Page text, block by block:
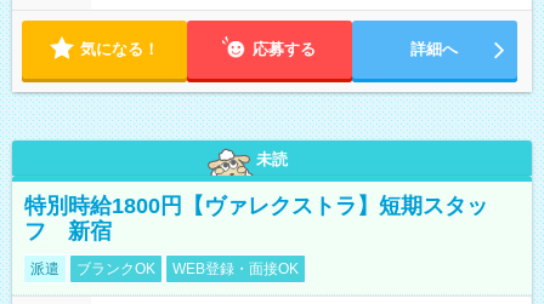
気になる！ 応募する 詳細へ
未読
特別時給1800円【ヴァレクストラ】短期スタッ
フ 新宿
派遣 ブランクOK WEB登録・面接OK